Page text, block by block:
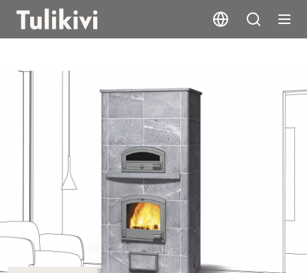
TTU2700/75 XL